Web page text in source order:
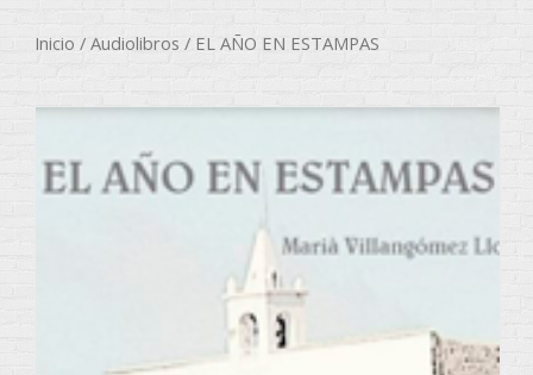
Inicio / Audiolibros / EL AÑO EN ESTAMPAS